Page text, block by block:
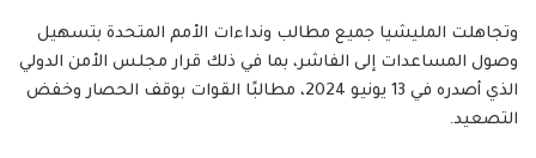
وتجاهلت المليشيا جميع مطالب ونداءات الأمم المتحدة بتسهيل
وصول المساعدات إلى الفاشر، بما في ذلك قرار مجلس الأمن الدولي
الذي أصدره في 13 يونيو 2024، مطالبًا القوات بوقف الحصار وخفض
التصعيد.